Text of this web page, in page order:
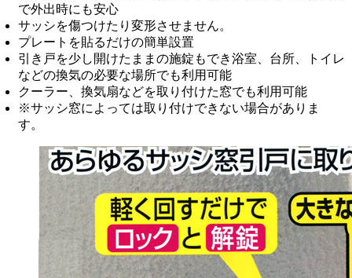
で外出時にも安心
サッシを傷つけたり変形させません。
プレートを貼るだけの簡単設置
引き戸を少し開けたままの施錠もでき浴室、台所、トイレ
などの換気の必要な場所でも利用可能
クーラー、換気扇などを取り付けた窓でも利用可能
※サッシ窓によっては取り付けできない場合がありま
す。